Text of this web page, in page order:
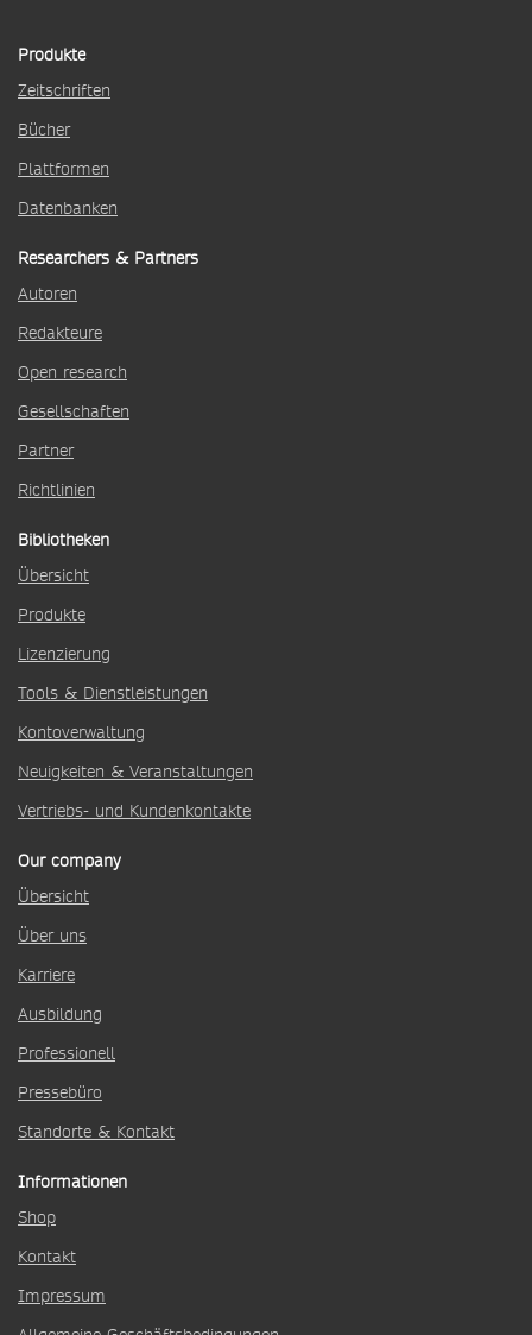
Produkte
Zeitschriften
Bücher
Plattformen
Datenbanken
Researchers & Partners
Autoren
Redakteure
Open research
Gesellschaften
Partner
Richtlinien
Bibliotheken
Übersicht
Produkte
Lizenzierung
Tools & Dienstleistungen
Kontoverwaltung
Neuigkeiten & Veranstaltungen
Vertriebs- und Kundenkontakte
Our company
Übersicht
Über uns
Karriere
Ausbildung
Professionell
Pressebüro
Standorte & Kontakt
Informationen
Shop
Kontakt
Impressum